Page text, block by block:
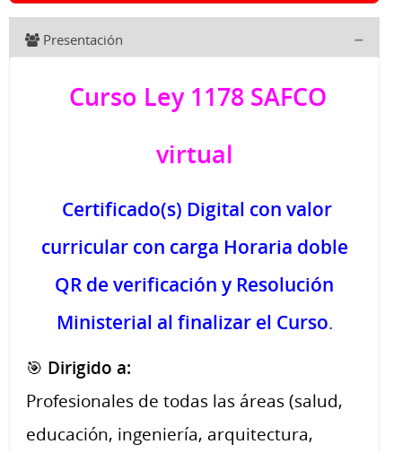
Presentación
Curso Ley 1178 SAFCO
virtual
Certificado(s) Digital con valor
curricular con carga Horaria doble
QR de verificación y Resolución
Ministerial al finalizar el Curso.
🎯 Dirigido a:
Profesionales de todas las áreas (salud,
educación, ingeniería, arquitectura,